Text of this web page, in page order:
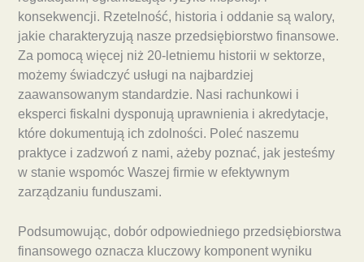
konsekwencji. Rzetelność, historia i oddanie są walory,
jakie charakteryzują nasze przedsiębiorstwo finansowe.
Za pomocą więcej niż 20-letniemu historii w sektorze,
możemy świadczyć usługi na najbardziej
zaawansowanym standardzie. Nasi rachunkowi i
eksperci fiskalni dysponują uprawnienia i akredytacje,
które dokumentują ich zdolności. Poleć naszemu
praktyce i zadzwoń z nami, ażeby poznać, jak jesteśmy
w stanie wspomóc Waszej firmie w efektywnym
zarządzaniu funduszami.
Podsumowując, dobór odpowiedniego przedsiębiorstwa
finansowego oznacza kluczowy komponent wyniku